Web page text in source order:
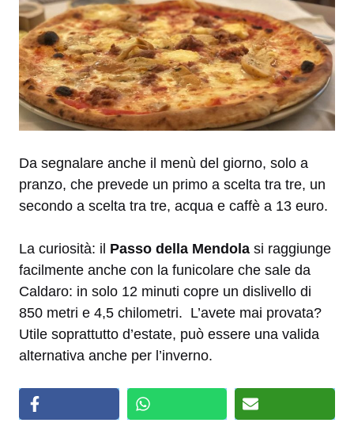
Da segnalare anche il menù del giorno, solo a
pranzo, che prevede un primo a scelta tra tre, un
secondo a scelta tra tre, acqua e caffè a 13 euro.
La curiosità: il Passo della Mendola si raggiunge
facilmente anche con la funicolare che sale da
Caldaro: in solo 12 minuti copre un dislivello di
850 metri e 4,5 chilometri. L’avete mai provata?
Utile soprattutto d’estate, può essere una valida
alternativa anche per l’inverno.